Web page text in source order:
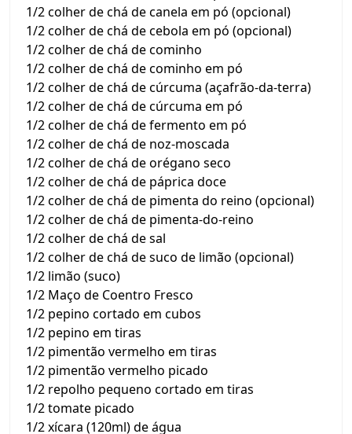
1/2 colher de chá de canela em pó (opcional)
1/2 colher de chá de cebola em pó (opcional)
1/2 colher de chá de cominho
1/2 colher de chá de cominho em pó
1/2 colher de chá de cúrcuma (açafrão-da-terra)
1/2 colher de chá de cúrcuma em pó
1/2 colher de chá de fermento em pó
1/2 colher de chá de noz-moscada
1/2 colher de chá de orégano seco
1/2 colher de chá de páprica doce
1/2 colher de chá de pimenta do reino (opcional)
1/2 colher de chá de pimenta-do-reino
1/2 colher de chá de sal
1/2 colher de chá de suco de limão (opcional)
1/2 limão (suco)
1/2 Maço de Coentro Fresco
1/2 pepino cortado em cubos
1/2 pepino em tiras
1/2 pimentão vermelho em tiras
1/2 pimentão vermelho picado
1/2 repolho pequeno cortado em tiras
1/2 tomate picado
1/2 xícara (120ml) de água